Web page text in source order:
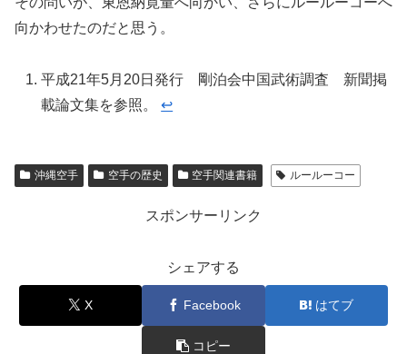
向かわせたのだと思う。
平成21年5月20日発行 剛泊会中国武術調査 新聞掲
載論文集を参照。↩︎
沖縄空手 空手の歴史 空手関連書籍 ルールーコー
スポンサーリンク
シェアする
X Facebook はてブ
コピー